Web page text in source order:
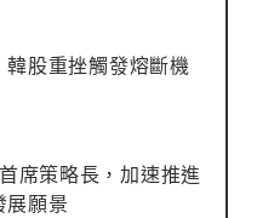
股重挫觸發熔斷機
席策略長，加速推進
展願景